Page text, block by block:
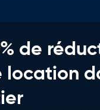
de
location